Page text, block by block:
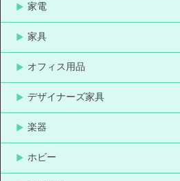
家電
家具
オフィス用品
デザイナーズ家具
楽器
ホビー